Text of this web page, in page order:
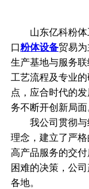
山东亿科粉体
口粉体设备贸易
生产基地与服务
工艺流程及专业
点，应合时代的
务不断开创新局面
我公司贯彻与
理念，建立了严
高产品服务的交
困难的决策，公
各地。